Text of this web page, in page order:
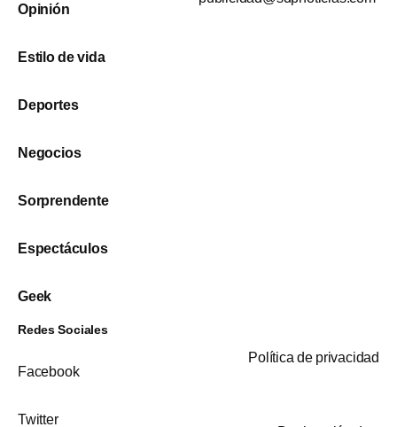
Opinión
Estilo de vida
Deportes
Negocios
Sorprendente
Espectáculos
Geek
Redes Sociales
Facebook
Twitter
Política de privacidad